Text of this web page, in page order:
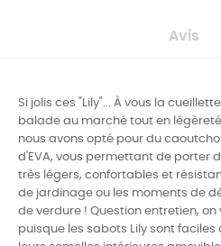
Avis
Si jolis ces "Lily"... À vous la
balade au marché tout en
nous avons opté pour du
d'EVA, vous permettant de porter
très légers, confortables et
de jardinage ou les moments de
de verdure ! Question entretien,
puisque les sabots Lily sont